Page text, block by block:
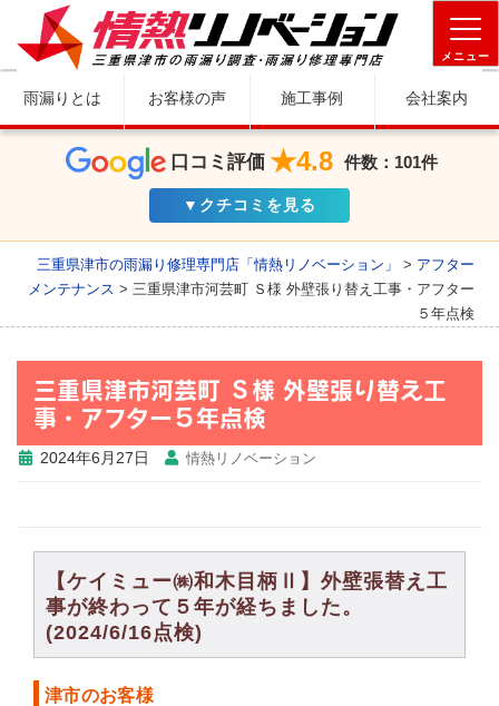
メニュー
雨漏りとは お客様の声 施工事例 会社案内
口コミ評価 ★4.8 件数：101件
▼クチコミを見る
三重県津市の雨漏り修理専門店「情熱リノベーション」 > アフター
メンテナンス > 三重県津市河芸町 Ｓ様 外壁張り替え工事・アフター
５年点検
三重県津市河芸町 Ｓ様 外壁張り替え工
事・アフター５年点検
2024年6月27日 情熱リノベーション
【ケイミュー㈱和木目柄Ⅱ】外壁張替え工
事が終わって５年が経ちました。
(2024/6/16点検)
津市のお客様